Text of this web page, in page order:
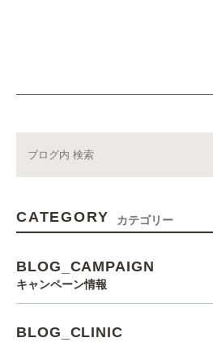
CATEGORY カテゴリー
BLOG_CAMPAIGN
キャンペーン情報
BLOG_CLINIC